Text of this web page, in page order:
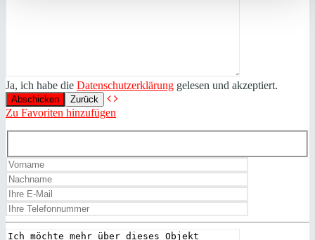
Ja, ich habe die Datenschutzerklärung gelesen und akzeptiert.
Zurück
Zu Favoriten hinzufügen